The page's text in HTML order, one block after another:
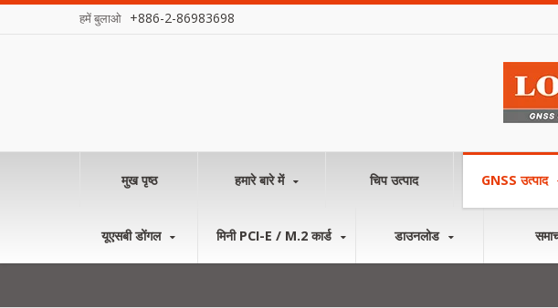
हमें बुलाओ +886-2-86983698
मुख पृष्ठ हमारे बारे में चिप उत्पाद GNSS उत्पाद
यूएसबी डोंगल मिनी PCI-E / M.2 कार्ड डाउनलोड